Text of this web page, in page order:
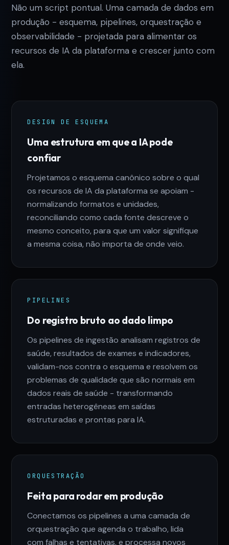
Não um script pontual. Uma camada de dados em
produção - esquema, pipelines, orquestração e
observabilidade - projetada para alimentar os
recursos de IA da plataforma e crescer junto com
ela.
DESIGN DE ESQUEMA
Uma estrutura em que a IA pode
confiar
Projetamos o esquema canônico sobre o qual
os recursos de IA da plataforma se apoiam -
normalizando formatos e unidades,
reconciliando como cada fonte descreve o
mesmo conceito, para que um valor signifique
a mesma coisa, não importa de onde veio.
PIPELINES
Do registro bruto ao dado limpo
Os pipelines de ingestão analisam registros de
saúde, resultados de exames e indicadores,
validam-nos contra o esquema e resolvem os
problemas de qualidade que são normais em
dados reais de saúde - transformando
entradas heterogêneas em saídas
estruturadas e prontas para IA.
ORQUESTRAÇÃO
Feita para rodar em produção
Conectamos os pipelines a uma camada de
orquestração que agenda o trabalho, lida
com falhas e tentativas, e processa novos